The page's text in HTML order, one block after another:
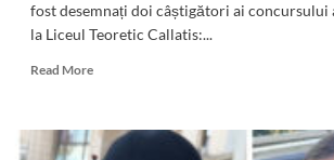
fost desemnați doi câștigători ai
la Liceul Teoretic Callatis:...
Read MoreRead
Eliza-
Maria